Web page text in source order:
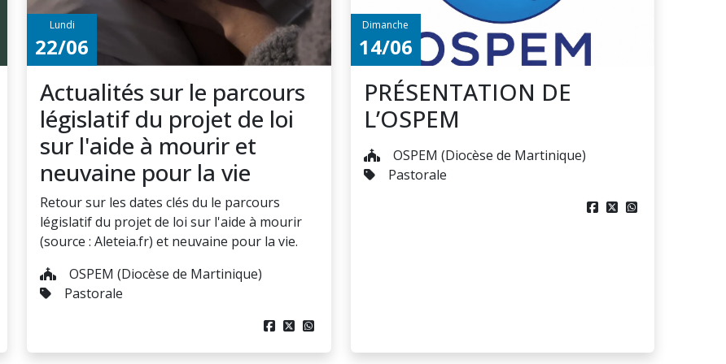
Lundi
22/06
Actualités sur le parcours
législatif du projet de loi
sur l'aide à mourir et
neuvaine pour la vie
Retour sur les dates clés du le parcours
législatif du projet de loi sur l'aide à mourir
(source : Aleteia.fr) et neuvaine pour la vie.
OSPEM (Diocèse de Martinique)
Pastorale
  
Dimanche
14/06
PRÉSENTATION DE
L’OSPEM
OSPEM (Diocèse de Martinique)
Pastorale
  